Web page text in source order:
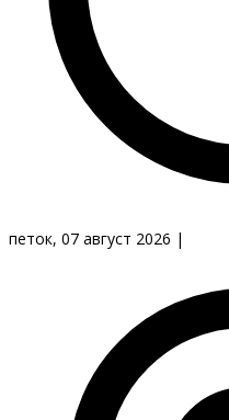
петок, 07 август 2026 |